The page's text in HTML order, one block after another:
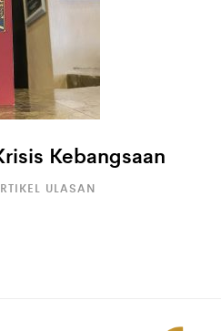
Kebangsaan
ULASAN